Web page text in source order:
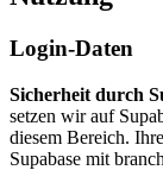
Login-Daten
Sicherheit durch
setzen wir auf
diesem Bereich.
Supabase mit